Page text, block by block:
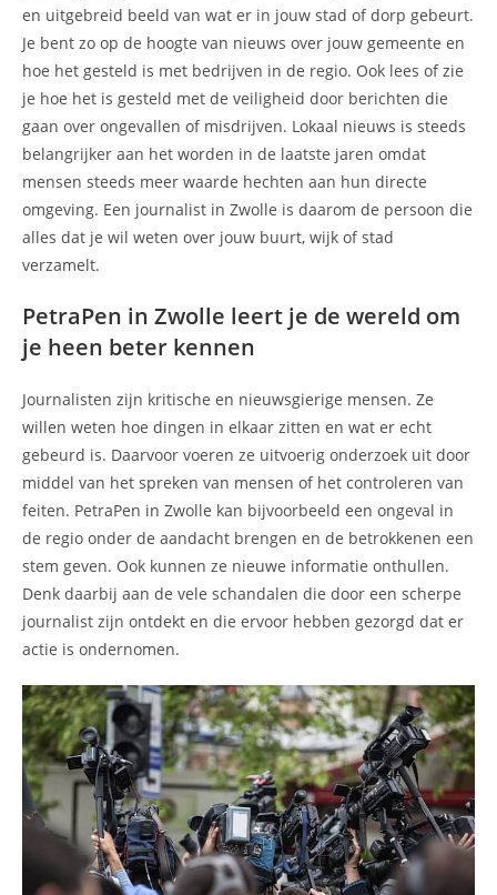
en uitgebreid beeld van wat er in jouw stad of dorp gebeurt.
Je bent zo op de hoogte van nieuws over jouw gemeente en
hoe het gesteld is met bedrijven in de regio. Ook lees of zie
je hoe het is gesteld met de veiligheid door berichten die
gaan over ongevallen of misdrijven. Lokaal nieuws is steeds
belangrijker aan het worden in de laatste jaren omdat
mensen steeds meer waarde hechten aan hun directe
omgeving. Een journalist in Zwolle is daarom de persoon die
alles dat je wil weten over jouw buurt, wijk of stad
verzamelt.
PetraPen in Zwolle leert je de wereld om
je heen beter kennen
Journalisten zijn kritische en nieuwsgierige mensen. Ze
willen weten hoe dingen in elkaar zitten en wat er echt
gebeurd is. Daarvoor voeren ze uitvoerig onderzoek uit door
middel van het spreken van mensen of het controleren van
feiten. PetraPen in Zwolle kan bijvoorbeeld een ongeval in
de regio onder de aandacht brengen en de betrokkenen een
stem geven. Ook kunnen ze nieuwe informatie onthullen.
Denk daarbij aan de vele schandalen die door een scherpe
journalist zijn ontdekt en die ervoor hebben gezorgd dat er
actie is ondernomen.